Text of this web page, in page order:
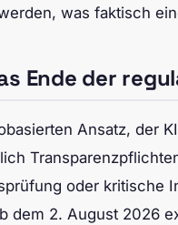
was faktisch
Ende der
Ansatz, der
oder kritische
dem 2. August 2026